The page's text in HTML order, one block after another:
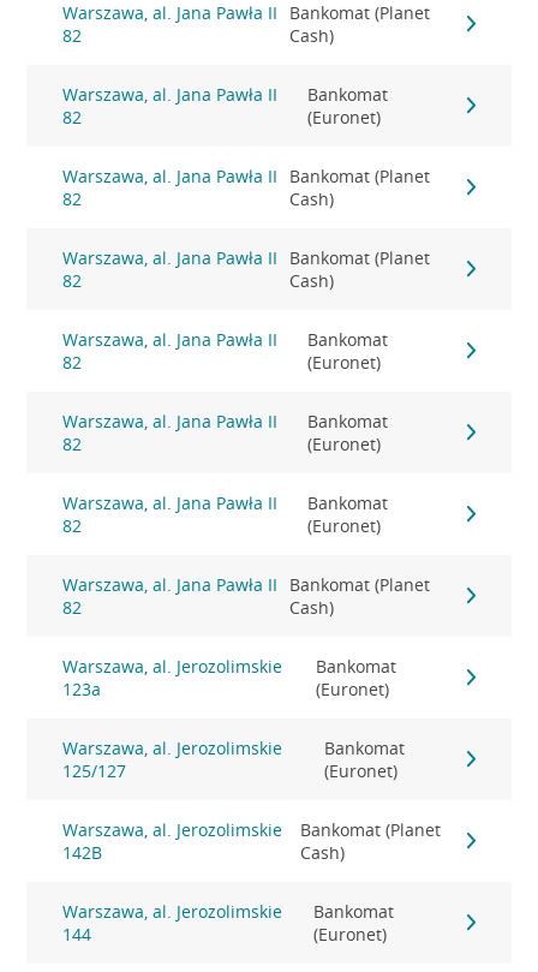
Warszawa, al. Jana Pawła II
82
Bankomat (Planet
Cash)
Warszawa, al. Jana Pawła II
82
Bankomat
(Euronet)
Warszawa, al. Jana Pawła II
82
Bankomat (Planet
Cash)
Warszawa, al. Jana Pawła II
82
Bankomat (Planet
Cash)
Warszawa, al. Jana Pawła II
82
Bankomat
(Euronet)
Warszawa, al. Jana Pawła II
82
Bankomat
(Euronet)
Warszawa, al. Jana Pawła II
82
Bankomat
(Euronet)
Warszawa, al. Jana Pawła II
82
Bankomat (Planet
Cash)
Warszawa, al. Jerozolimskie
123a
Bankomat
(Euronet)
Warszawa, al. Jerozolimskie
125/127
Bankomat
(Euronet)
Warszawa, al. Jerozolimskie
142B
Bankomat (Planet
Cash)
Warszawa, al. Jerozolimskie
144
Bankomat
(Euronet)